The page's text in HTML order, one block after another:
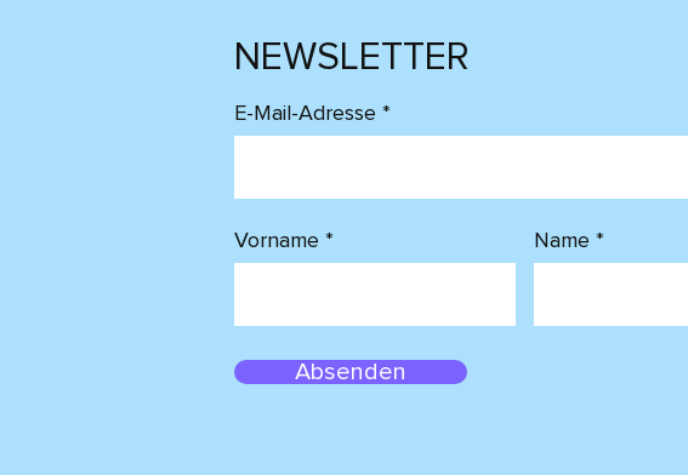
NEWSLETTER
E-Mail-Adresse
Vorname Name
Absenden